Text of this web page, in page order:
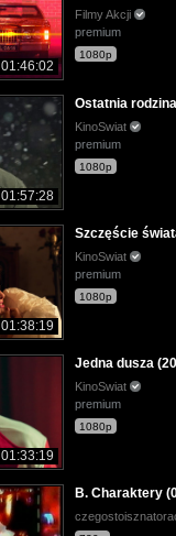
01:46:02
Filmy Akcji
premium
1080p
01:57:28
Ostatnia
KinoSwiat
premium
1080p
01:38:19
Szczęście
KinoSwiat
premium
1080p
01:33:19
Jedna dusza
KinoSwiat
premium
1080p
B. Charaktery